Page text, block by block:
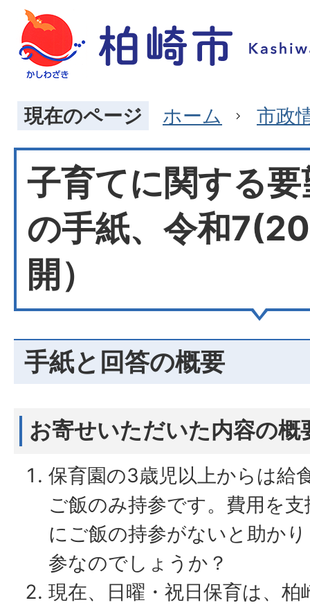
現在のページ ホーム 市政
子育てに関する
の手紙、令和
開）
手紙と回答の概要
お寄せいただいた内容の概
保育園の3歳児以上からは給
ご飯のみ持参です。費用を
にご飯の持参がないと助か
参なのでしょうか？
現在、日曜・祝日保育は、